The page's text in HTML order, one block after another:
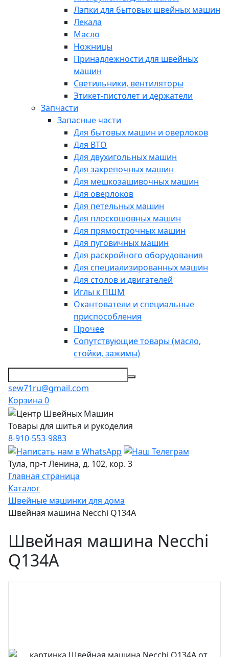
Лапки для бытовых швейных машин
Лекала
Масло
Ножницы
Принадлежности для швейных
машин
Светильники, вентиляторы
Этикет-пистолет и держатели
Запчасти
Запасные части
Для бытовых машин и оверлоков
Для ВТО
Для двухигольных машин
Для закрепочных машин
Для мешкозашивочных машин
Для оверлоков
Для петельных машин
Для плоскошовных машин
Для прямострочных машин
Для пуговичных машин
Для раскройного оборудования
Для специализированных машин
Для столов и двигателей
Иглы к ПШМ
Окантователи и специальные
приспособления
Прочее
Сопутствующие товары (масло,
стойки, зажимы)
sew71ru@gmail.com
Корзина 0
Товары для шитья и рукоделия
8-910-553-9883
Тула, пр-т Ленина, д. 102, кор. 3
Главная страница
Каталог
Швейные машинки для дома
Швейная машина Necchi Q134A
Швейная машина Necchi
Q134A